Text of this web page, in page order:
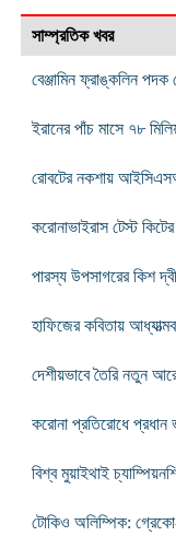
সাম্প্রতিক খবর
বেঞ্জামিন ফ্রাঙ্কলিন পদক
ইরানের পাঁচ মাসে ৭৮
রোবটের নকশায়
করোনাভাইরাস টেস্ট
পারস্য উপসাগরের কিশ
হাফিজের কবিতায়
দেশীয়ভাবে তৈরি নতুন
করোনা প্রতিরোধে প্রধান
বিশ্ব মুয়াইথাই
টোকিও অলিম্পিক: গ্রেকো-